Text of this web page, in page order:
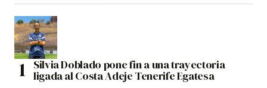
Silvia Doblado pone fin a una trayectoria
ligada al Costa Adeje Tenerife Egatesa